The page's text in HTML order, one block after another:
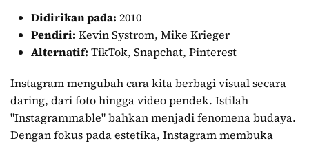
Didirikan pada: 2010
Pendiri: Kevin Systrom, Mike Krieger
Alternatif: TikTok, Snapchat, Pinterest
Instagram mengubah cara kita berbagi visual secara
daring, dari foto hingga video pendek. Istilah
"Instagrammable" bahkan menjadi fenomena budaya.
Dengan fokus pada estetika, Instagram membuka